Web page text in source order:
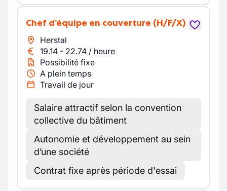
Chef d’équipe en couverture (H/F/X)
Herstal
19.14 - 22.74 / heure
Possibilité fixe
A plein temps
Travail de jour
Salaire attractif selon la convention
collective du bâtiment
Autonomie et développement au sein
d’une société
Contrat fixe après période d'essai